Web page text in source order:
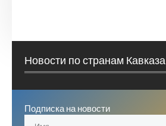
Новости по странам Кавказа
Подписка на новости